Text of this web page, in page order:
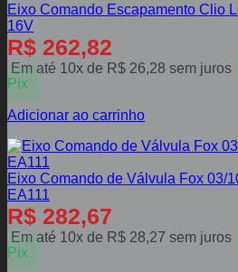
Eixo Comando Escapamento Clio
16V
R$ 262,82
Em até 10x de R$ 26,28 sem juros
Pix
Adicionar ao carrinho
Eixo Comando de Válvula Fox 03/
EA111
R$ 282,67
Em até 10x de R$ 28,27 sem juros
Pix